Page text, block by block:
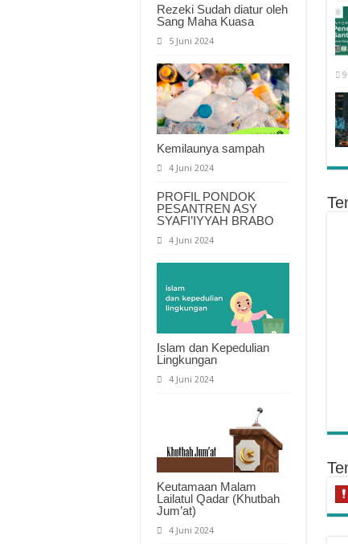
Rezeki Sudah diatur oleh
Sang Maha Kuasa
5 Juni 2024
Kemilaunya sampah
4 Juni 2024
PROFIL PONDOK
PESANTREN ASY
SYAFI’IYYAH BRABO
4 Juni 2024
Islam dan Kepedulian
Lingkungan
4 Juni 2024
Keutamaan Malam
Lailatul Qadar (Khutbah
Jum’at)
4 Juni 2024